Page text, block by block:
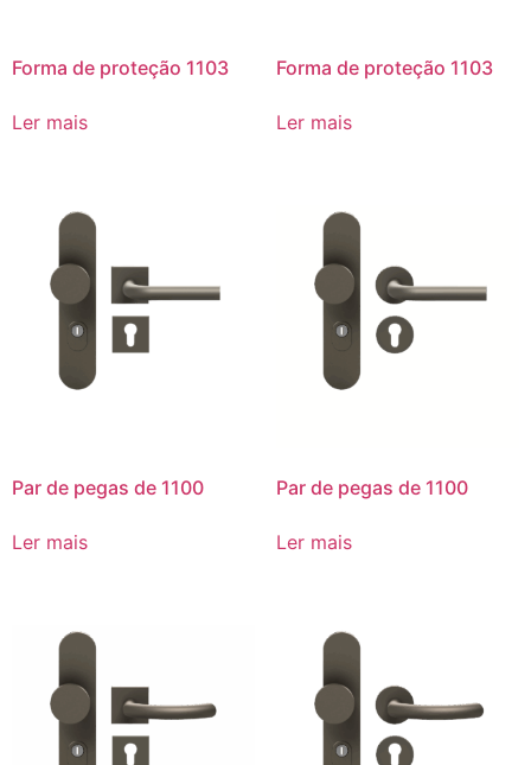
Forma de proteção 1103
Ler mais
Forma de proteção 1103
Ler mais
Par de pegas de 1100
Ler mais
Par de pegas de 1100
Ler mais